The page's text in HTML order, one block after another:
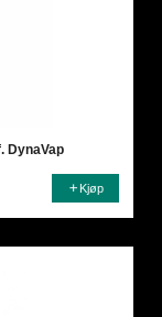
DynaVap
Kjøp